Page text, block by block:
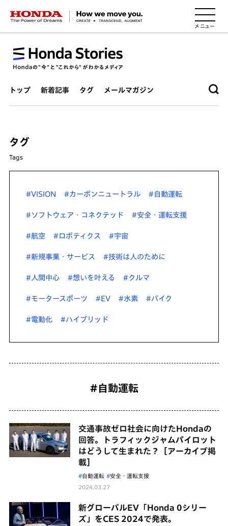
HONDA The Power of Dreams
トップ 新着記事 タグ メールマガジン
タグ
Tags
#VISION #カーボンニュートラル #自動運転
#ソフトウェア・コネクテッド #安全・運転支援
#航空 #ロボティクス #宇宙
#新規事業・サービス #技術は人のために
#人間中心 #想いを叶える #クルマ
#モータースポーツ #EV #水素 #バイク
#電動化 #ハイブリッド
#自動運転
交通事故ゼロ社会に向けたHondaの
回答。トラフィックジャムパイロット
はどうして生まれた？［アーカイブ掲
載］
自動運転
安全・運転支援
2024.03.27
新グローバルEV「Honda 0シリー
ズ」をCES 2024で発表。